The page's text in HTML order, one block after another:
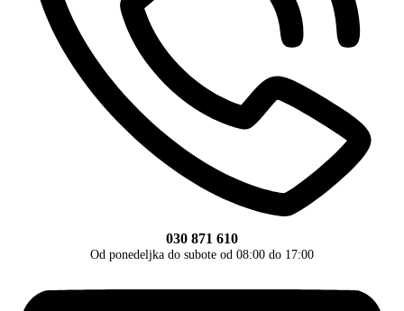
030 871 610
Od ponedeljka do subote od 08:00 do 17:00